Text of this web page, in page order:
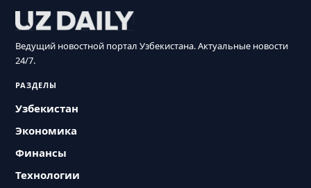
Ведущий новостной портал Узбекистана. Актуальные новости
24/7.
РАЗДЕЛЫ
Узбекистан
Экономика
Финансы
Технологии